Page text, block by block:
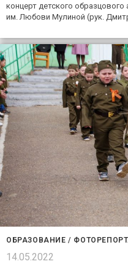
концерт детского
им. Любови Мулиной (рук.
ОБРАЗОВАНИЕ /
14.05.2022